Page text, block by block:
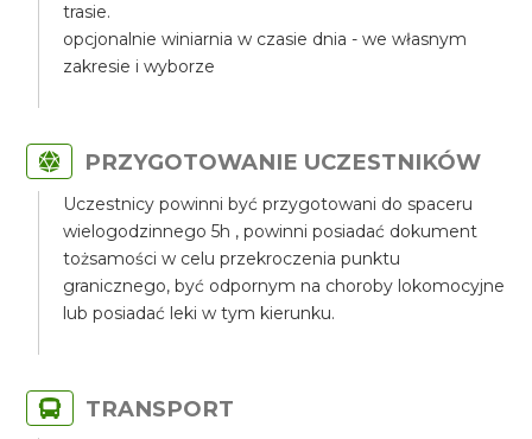
trasie.
opcjonalnie winiarnia w czasie dnia - we własnym
zakresie i wyborze
PRZYGOTOWANIE UCZESTNIKÓW
Uczestnicy powinni być przygotowani do spaceru
wielogodzinnego 5h , powinni posiadać dokument
tożsamości w celu przekroczenia punktu
granicznego, być odpornym na choroby lokomocyjne
lub posiadać leki w tym kierunku.
TRANSPORT